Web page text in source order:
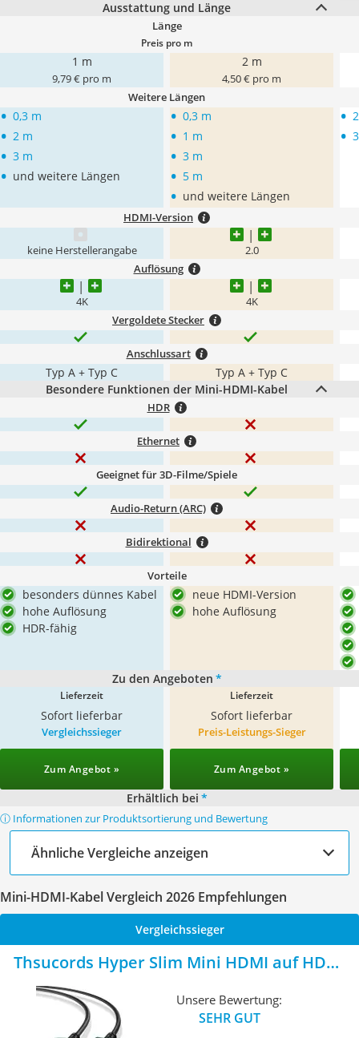
Ausstattung und Länge
Länge
Preis pro m
1 m
9,79 € pro m
2 m
4,50 € pro m
Weitere Längen
• 0,3 m
• 2 m
• 3 m
• und weitere Längen
• 0,3 m
• 1 m
• 3 m
• 5 m
• und weitere Längen
•
•
HDMI-Version
keine Herstellerangabe 2.0
Auflösung
4K 4K
Vergoldete Stecker
Anschlussart
Typ A + Typ C
Typ A + Typ C
Besondere Funktionen der Mini-HDMI-Kabel
HDR
Ethernet
Geeignet für 3D-Filme/Spiele
Audio-Return (ARC)
Bidirektional
Vorteile
besonders dünnes Kabel
hohe Auflösung
HDR-fähig
neue HDMI-Version
hohe Auflösung
Zu den Angeboten *
Lieferzeit
Sofort lieferbar
Lieferzeit
Sofort lieferbar
Vergleichssieger
Zum Angebot »
Preis-Leistungs-Sieger
Zum Angebot »
Erhältlich bei *
ⓘ Informationen zur Produktsortierung und Bewertung
Ähnliche Vergleiche anzeigen
Mini-HDMI-Kabel Vergleich 2026 Empfehlungen
Vergleichssieger
Thsucords Hyper Slim Mini HDMI auf HDMI
Unsere Bewertung:
SEHR GUT